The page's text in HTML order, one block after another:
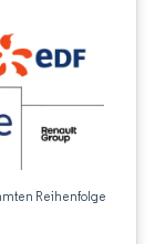
Reihenfolge